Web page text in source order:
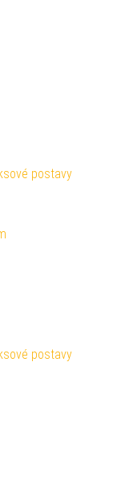
postavy
postavy